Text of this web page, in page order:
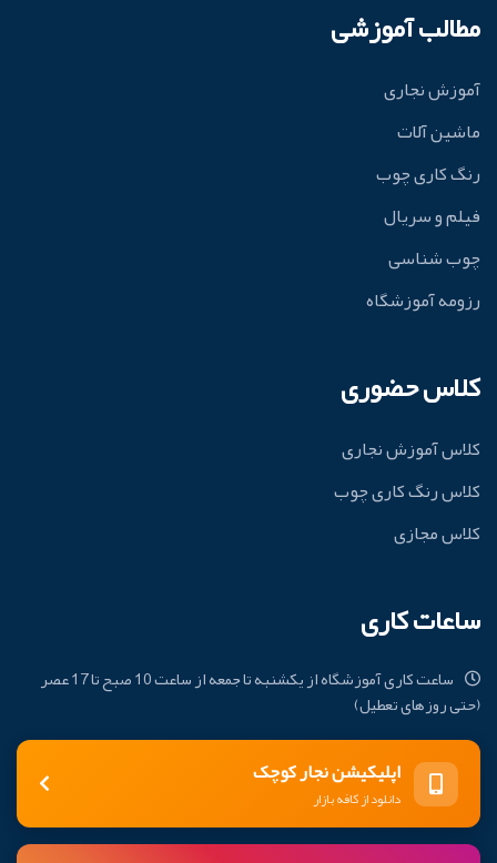
مطالب آموزشی
آموزش نجاری
ماشین آلات
رنگ کاری چوب
فیلم و سریال
چوب شناسی
رزومه آموزشگاه
کلاس حضوری
کلاس آموزش نجاری
کلاس رنگ کاری چوب
کلاس مجازی
ساعات کاری
ساعت کاری آموزشگاه از یکشنبه تا جمعه از ساعت 10 صبح تا 17 عصر
(حتی روزهای تعطیل)
اپلیکیشن نجار کوچک
دانلود از کافه بازار